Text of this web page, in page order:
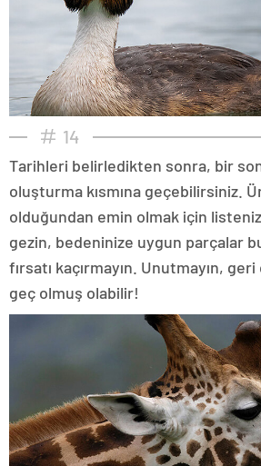
14
Tarihleri belirledikten sonra, bir
oluşturma kısmına geçebilirsiniz.
olduğundan emin olmak için
gezin, bedeninize uygun parçalar
fırsatı kaçırmayın. Unutmayın,
geç olmuş olabilir!